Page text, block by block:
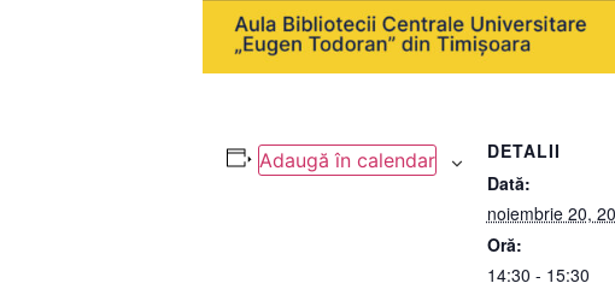
Adaugă în calendar
DETALII
Dată:
noiembrie 20,
Oră:
14:30 - 15:30